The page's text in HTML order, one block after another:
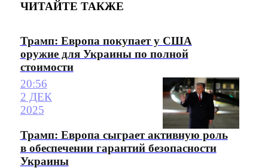
ЧИТАЙТЕ ТАКЖЕ
Трамп: Европа покупает у США
оружие для Украины по полной
стоимости
20:56
2 ДЕК
2025
Трамп: Европа сыграет активную роль
в обеспечении гарантий безопасности
Украины